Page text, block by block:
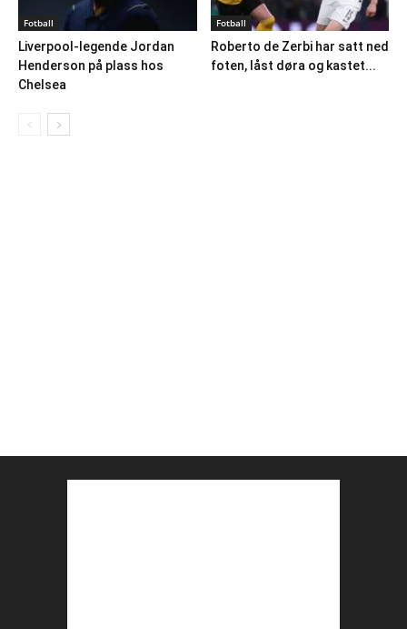
Fotball
Liverpool-legende Jordan
Henderson på plass hos
Chelsea
Fotball
Roberto de Zerbi har satt ned
foten, låst døra og kastet...